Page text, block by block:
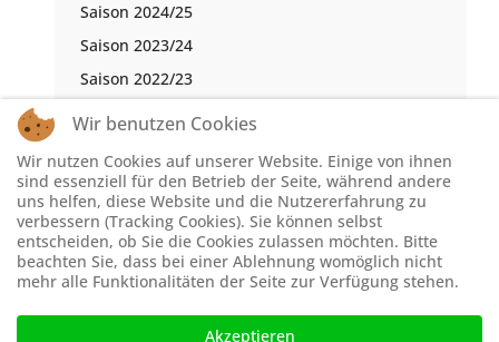
Saison 2024/25
Saison 2023/24
Saison 2022/23
Saison 2021/22
Saison 2019/20
Saison 2018/19
Saison 2017/18
Saison 2016/17
Wir benutzen Cookies
Wir nutzen Cookies auf unserer Website. Einige von ihnen
sind essenziell für den Betrieb der Seite, während andere
uns helfen, diese Website und die Nutzererfahrung zu
verbessern (Tracking Cookies). Sie können selbst
entscheiden, ob Sie die Cookies zulassen möchten. Bitte
beachten Sie, dass bei einer Ablehnung womöglich nicht
mehr alle Funktionalitäten der Seite zur Verfügung stehen.
Akzeptieren